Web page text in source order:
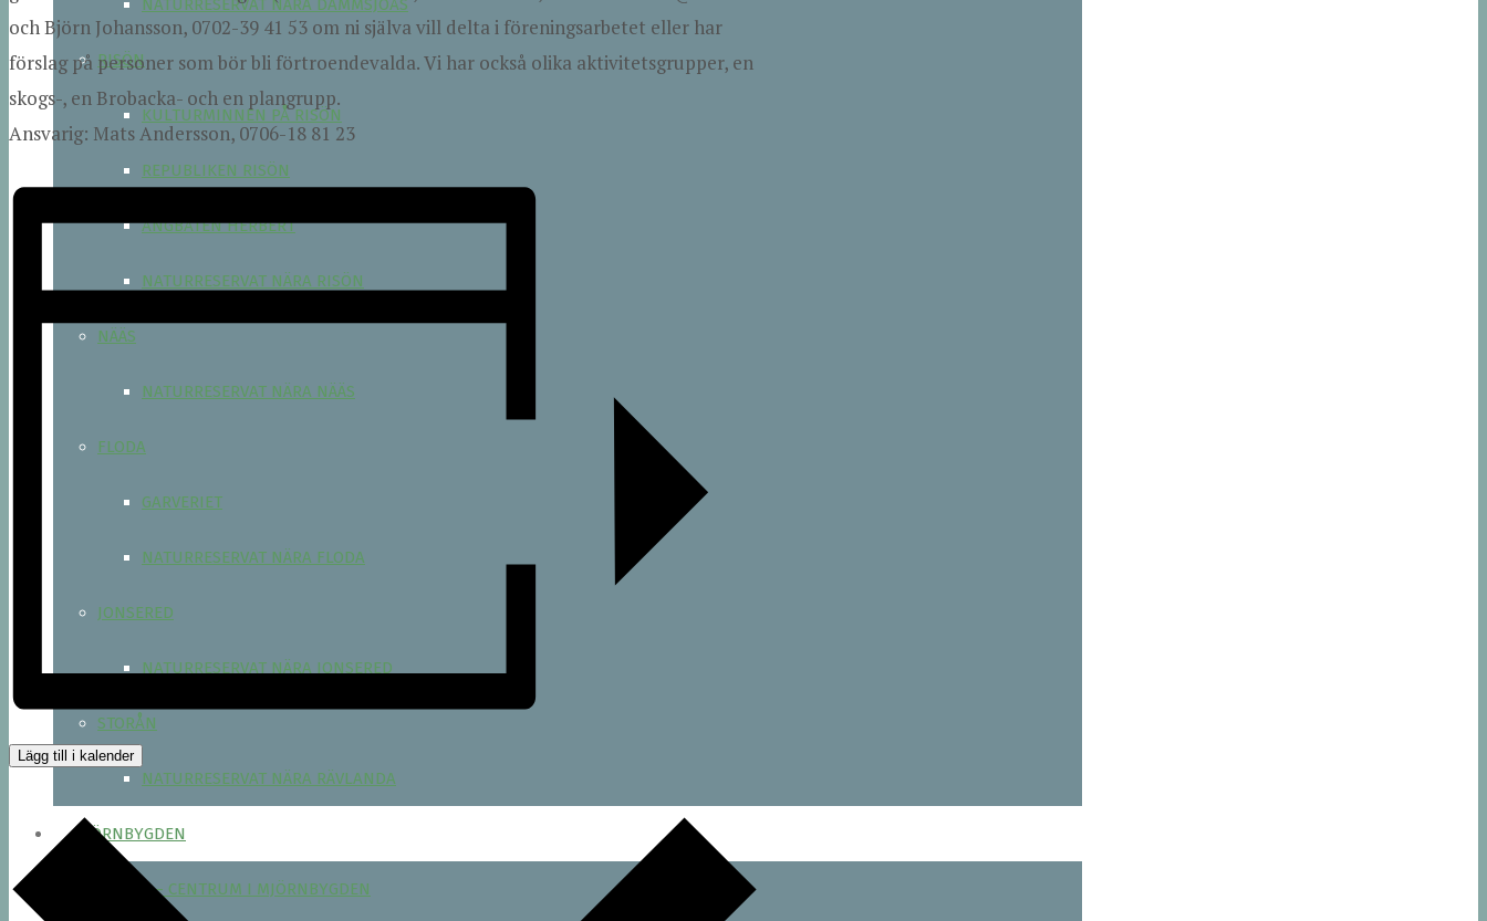
NATURRESERVAT NÄRA DAMMSJÖÅS
RISÖN
KULTURMINNEN PÅ RISÖN
REPUBLIKEN RISÖN
ÅNGBÅTEN HERBERT
NATURRESERVAT NÄRA RISÖN
NÄÄS
NATURRESERVAT NÄRA NÄÄS
FLODA
GARVERIET
NATURRESERVAT NÄRA FLODA
JONSERED
NATURRESERVAT NÄRA JONSERED
STORÅN
NATURRESERVAT NÄRA RÄVLANDA
MJÖRNBYGDEN
MJÖRN – CENTRUM I MJÖRNBYGDEN
och Björn Johansson, 0702-39 41 53 om ni själva vill delta i föreningsarbetet eller har
förslag på personer som bör bli förtroendevalda. Vi har också olika aktivitetsgrupper, en
skogs-, en Brobacka- och en plangrupp.
Ansvarig: Mats Andersson, 0706-18 81 23
Lägg till i kalender